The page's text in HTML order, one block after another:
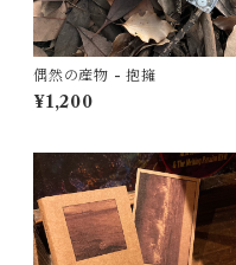
偶然の産物 - 抱擁
¥1,200